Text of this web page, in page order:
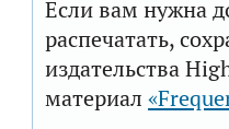
Если вам нужна
распечатать,
издательства
материал